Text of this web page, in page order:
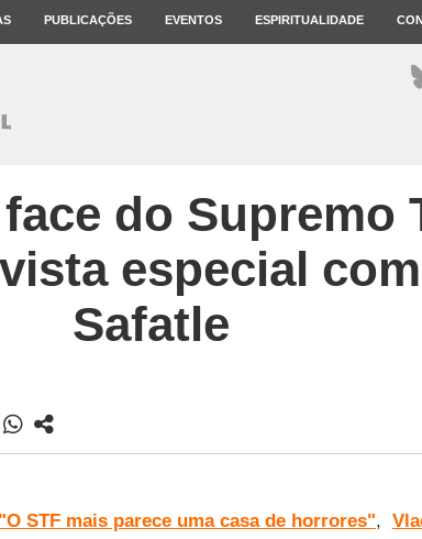
PUBLICAÇÕES EVENTOS ESPIRITUALIDADE
do Supremo
especial
Safatle
"O STF mais parece uma casa de horrores",